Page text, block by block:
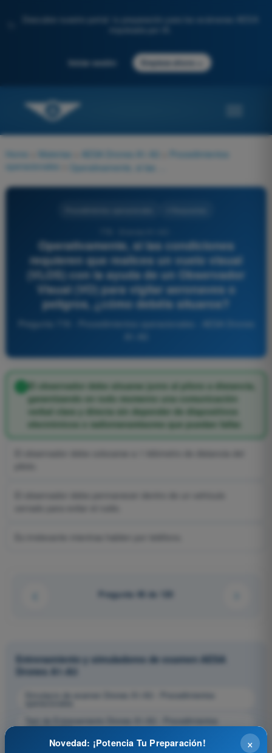
Descubre nuestro portal: tu preparación para los exámenes AESA
Iniciar sesión Empieza ahora
Home Materias AESA Drones A1-A3
Procedimientos
operacionales
Operativamente, si las condiciones
requieren que realices un vuelo visual
(VLOS) con la ayuda de un Observador
Visual (VO) para vigilar aeronaves o
peligros, ¿cómo debéis situaros?
Pregunta 778 - Procedimientos operacionales - AESA Drones
El observador debe situarse junto al piloto a distancia,
garantizando en todo momento una comunicación
verbal clara y directa sin depender de dispositivos
electrónicos o radiotransmisores que puedan fallar.
Pregunta 48 de 120
Entrenamiento y simuladores de examen AESA
Drones A1-A3
Simulacro de examen Drones A1-A3 - Procedimientos
Test de Entrenamiento Drones A1-A3 - Procedimientos
operacionales
Examen en PDF Drones A1-A3 - Procedimientos
×
Novedad: ¡Potencia Tu Preparación!